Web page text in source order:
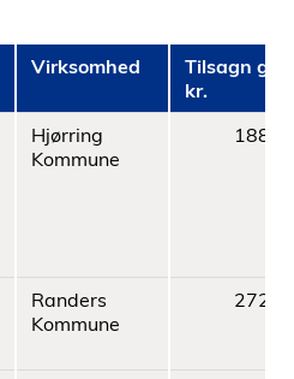
Virksomhed
Tilsagn
kr.
Hjørring
Kommune
Randers
Kommune